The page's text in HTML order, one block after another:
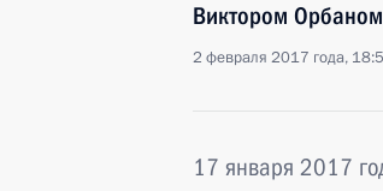
Виктором Орбаном
2 февраля 2017 года,
17 января 2017